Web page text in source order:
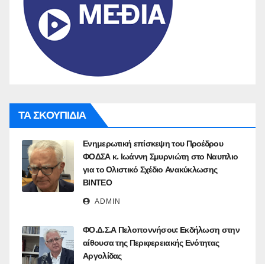
ΤΑ ΣΚΟΥΠΙΔΙΑ
Ενημερωτική επίσκεψη του Προέδρου
ΦΟΔΣΑ κ. Ιωάννη Σμυρνιώτη στο Ναυπλιο
για το Ολιστικό Σχέδιο Ανακύκλωσης
ΒΙΝΤΕΟ
ADMIN
ΦΟ.Δ.Σ.Α Πελοποννήσου: Eκδήλωση στην
αίθουσα της Περιφερειακής Ενότητας
Αργολίδας